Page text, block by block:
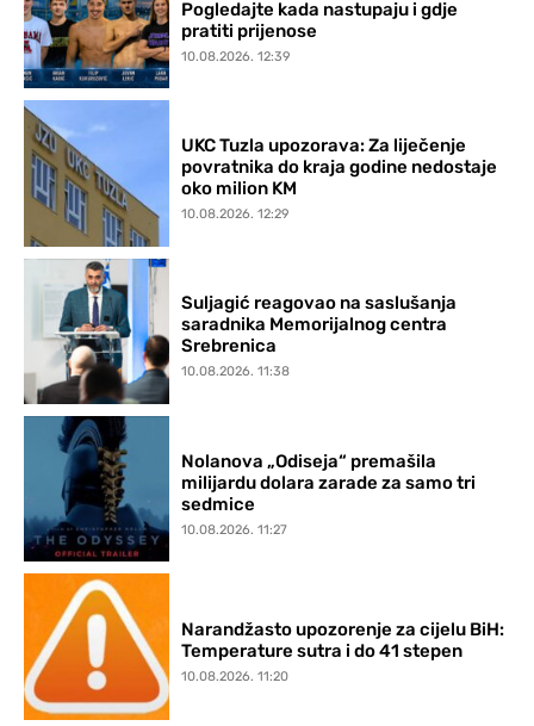
Pogledajte kada nastupaju i gdje
pratiti prijenose
10.08.2026. 12:39
UKC Tuzla upozorava: Za liječenje
povratnika do kraja godine nedostaje
oko milion KM
10.08.2026. 12:29
Suljagić reagovao na saslušanja
saradnika Memorijalnog centra
Srebrenica
10.08.2026. 11:38
Nolanova „Odiseja“ premašila
milijardu dolara zarade za samo tri
sedmice
10.08.2026. 11:27
Narandžasto upozorenje za cijelu BiH:
Temperature sutra i do 41 stepen
10.08.2026. 11:20